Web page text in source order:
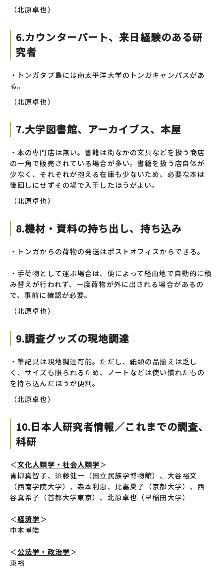
（北原卓也）
6.カウンターパート、来日経験のある研
究者
・トンガタプ島には南太平洋大学のトンガキャンパスがあ
る。
（北原卓也）
7.大学図書館、アーカイブス、本屋
・本の専門店は無い。書籍は街なかの文具などを扱う商店
の一角で販売されている場合が多い。書籍を扱う店自体が
少なく、それぞれが抱える在庫も少ないため、必要な本は
後回しにせずその場で入手したほうがよい。
（北原卓也）
8.機材・資料の持ち出し、持ち込み
・トンガからの荷物の発送はポストオフィスからできる。
・手荷物として運ぶ場合は、便によって経由地で自動的に積
み替えが行われず、一度荷物が外に出される場合があるの
で、事前に確認が必要。
（北原卓也）
9.調査グッズの現地調達
・筆記具は現地調達可能。ただし、紙類の品揃えは乏し
く、サイズも限られるため、ノートなどは使い慣れたもの
を持ち込んだほうが便利。
（北原卓也）
10.日本人研究者情報／これまでの調査、
科研
＜文化人類学・社会人類学＞
青柳真智子、須藤健一（国立民族学博物館）、大谷裕文
（西南学院大学）、森本利恵、比嘉夏子（京都大学）、西
谷真希子（首都大学東京）、北原卓也（早稲田大学）
＜経済学＞
中本博皓
＜公法学・政治学＞
東裕